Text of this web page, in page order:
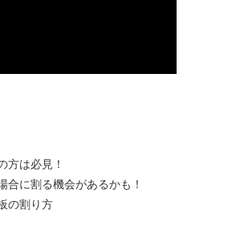
方は必見！
合に割る機会があるかも！
の割り方